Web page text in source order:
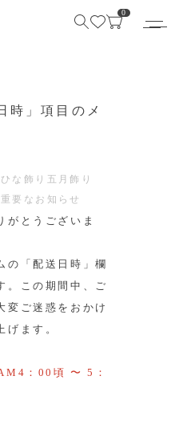
0
時」項目のメ
ひな飾り 五月飾り
重要なお知らせ
がとうございま
の「配送日時」欄
。この期間中、ご
変ご迷惑をおかけ
げます。
：00頃 〜 5：